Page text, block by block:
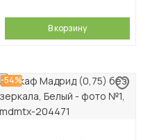
В корзину
-54%